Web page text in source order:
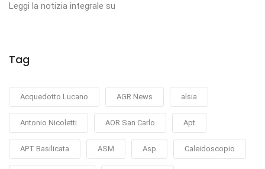
Leggi la notizia integrale su
Tag
Acquedotto Lucano AGR News alsia
Antonio Nicoletti AOR San Carlo Apt
APT Basilicata ASM Asp Caleidoscopio